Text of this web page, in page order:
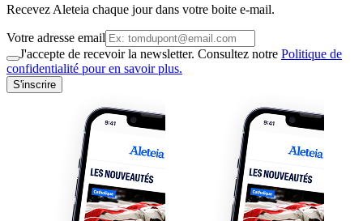
Recevez Aleteia chaque jour dans votre boite e-mail.
Votre adresse email
J'accepte de recevoir la newsletter. Consultez notre Politique de
confidentialité pour en savoir plus.
S'inscrire